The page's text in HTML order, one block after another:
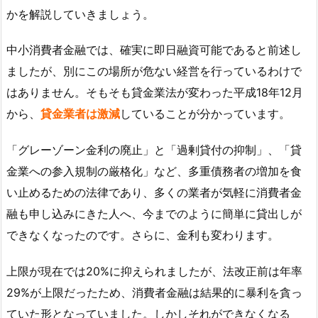
かを解説していきましょう。
中小消費者金融では、確実に即日融資可能であると前述し
ましたが、別にこの場所が危ない経営を行っているわけで
はありません。そもそも貸金業法が変わった平成18年12月
から、 貸金業者は激減していることが分かっています。
「グレーゾーン金利の廃止」と「過剰貸付の抑制」、「貸
金業への参入規制の厳格化」など、多重債務者の増加を食
い止めるための法律であり、多くの業者が気軽に消費者金
融も申し込みにきた人へ、今までのように簡単に貸出しが
できなくなったのです。さらに、金利も変わります。
上限が現在では20%に抑えられましたが、法改正前は年率
29%が上限だったため、消費者金融は結果的に暴利を貪っ
ていた形となっていました。しかしそれができなくなる